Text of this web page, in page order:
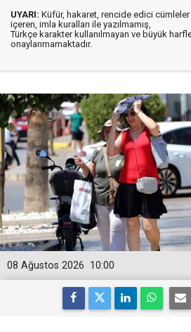
UYARI: Küfür, hakaret, rencide edici cümleler
içeren, imla kuralları ile yazılmamış,
Türkçe karakter kullanılmayan ve büyük
onaylanmamaktadır.
10:00
08 Ağustos 2026